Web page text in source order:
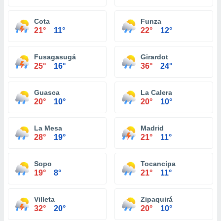
Cota
21° 11°
Funza
22° 12°
Fusagasugá
25° 16°
Girardot
36° 24°
Guasca
20° 10°
La Calera
20° 10°
La Mesa
28° 19°
Madrid
21° 11°
Sopo
19° 8°
Tocancipa
21° 11°
Villeta
32° 20°
Zipaquirá
20° 10°